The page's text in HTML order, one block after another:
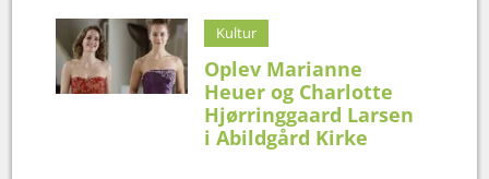
Kultur
Oplev Marianne
Heuer og Charlotte
Hjørringgaard Larsen
i Abildgård Kirke